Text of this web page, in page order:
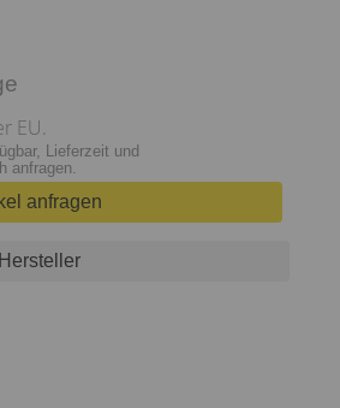
EU.
Lieferzeit und
anfragen.
anfragen
Hersteller